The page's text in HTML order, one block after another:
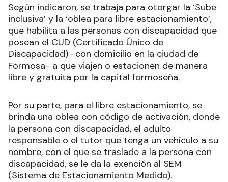
Según indicaron, se trabaja para otorgar la ‘Sube
inclusiva’ y la ‘oblea para libre estacionamiento’,
que habilita a las personas con discapacidad que
posean el CUD (Certificado Único de
Discapacidad) -con domicilio en la ciudad de
Formosa- a que viajen o estacionen de manera
libre y gratuita por la capital formoseña.
Por su parte, para el libre estacionamiento, se
brinda una oblea con código de activación, donde
la persona con discapacidad, el adulto
responsable o el tutor que tenga un vehículo a su
nombre, con el que se traslade a la persona con
discapacidad, se le da la exención al SEM
(Sistema de Estacionamiento Medido).